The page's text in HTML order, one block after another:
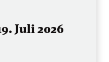
Juli 2026